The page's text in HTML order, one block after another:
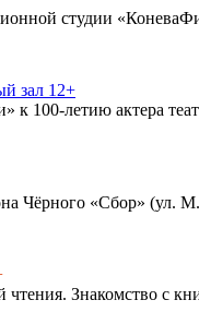
студии
зал 12+
к 100-летию актера
Чёрного «Сбор» (ул.
чтения. Знакомство с